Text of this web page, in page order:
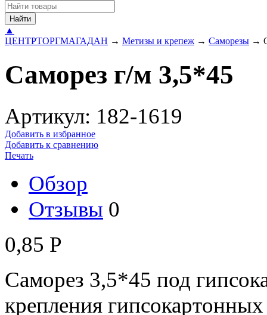
Найти
▲
ЦЕНТРТОРГМАГАДАН → Метизы и крепеж → Саморезы →
Саморез г/м 3,5*45
Артикул: 182-1619
Добавить в избранное
Добавить к сравнению
Печать
Обзор
Отзывы 0
0,85 Р
Саморез 3,5*45 под
крепления